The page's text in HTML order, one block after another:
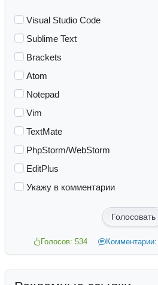
Visual Studio Code
Sublime Text
Brackets
Atom
Notepad
Vim
TextMate
PhpStorm/WebStorm
EditPlus
Укажу в комментарии
Голосовать
Голосов: 534 Комментарии: